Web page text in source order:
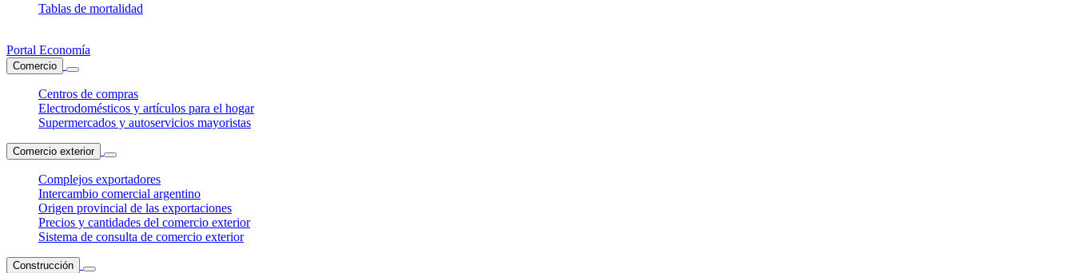
Tablas de mortalidad
Portal Economía
Comercio
Centros de compras
Electrodomésticos y artículos para el hogar
Supermercados y autoservicios mayoristas
Comercio exterior
Complejos exportadores
Intercambio comercial argentino
Origen provincial de las exportaciones
Precios y cantidades del comercio exterior
Sistema de consulta de comercio exterior
Construcción